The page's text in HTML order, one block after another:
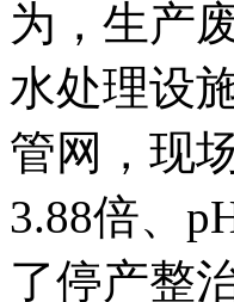
为，生产
水处理设
管网，现
3.88倍、
了停产整